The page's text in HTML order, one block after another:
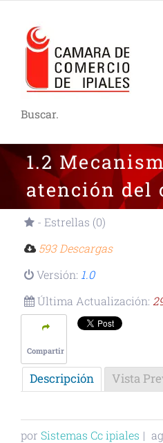
Buscar.
1.2
atención del
- Estrellas (0)
593 Descargas
Versión: 1.0
Última Actualización:
Compartir
Descripción Vista
por Sistemas Cc ipiales |